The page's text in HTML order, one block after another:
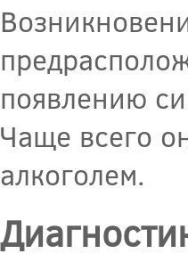
появлению
Чаще всего
алкоголем.